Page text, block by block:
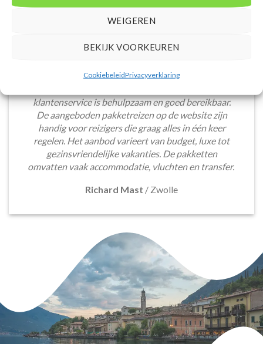
WEIGEREN
BEKIJK VOORKEUREN
CookiebeleidPrivacyverklaring
Voordeligelastminutevakantie.nl is eenvoudig en
klantenservice is behulpzaam en goed bereikbaar.
De aangeboden pakketreizen op de website zijn
handig voor reizigers die graag alles in één keer
regelen. Het aanbod varieert van budget, luxe tot
gezinsvriendelijke vakanties. De pakketten
omvatten vaak accommodatie, vluchten en transfer.
Richard Mast / Zwolle